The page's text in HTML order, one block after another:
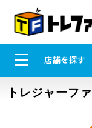
店舗を探す
トレジャーフ